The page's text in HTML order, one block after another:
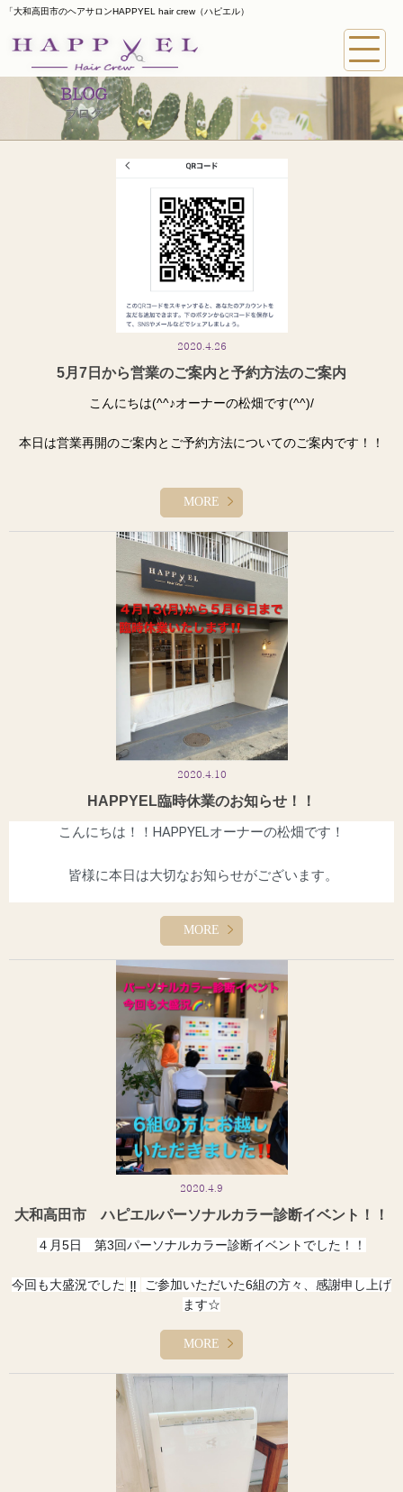
「大和高田市のヘアサロンHAPPYEL hair crew（ハピエル）
BLOG
ブログ
2020.4.26
5月7日から営業のご案内と予約方法のご案内
こんにちは(^^♪オーナーの松畑です(^^)/
本日は営業再開のご案内とご予約方法についてのご案内です！！
態です。
まだまだ、全国終息、収束は厳しい状況ですが、HAPPYELも宣言通
り6日まで踏ん張って臨時休業を行っていきます。
5月7日木曜日から営業を再開いたしますが、今まで以上に衛生管理
強化を行い収束が行うまでは営業時間を
9時から17時まで時短営業とさせていただきます。
現在皆様には、Hot Pepperのシステムの契約上臨時休業中はウェブ
予約もストップがかかっています。皆様には
多大なるご迷惑をおかけし、申し訳ございません。心よりお詫び申
し上げます。
本日より、LINEからのご予約を開始いたします。ご予約を希望のお
客様はLINE友達追加をしていただき、
のでご了承くださいませ。
皆様あってのHAPPYELです。何とか私たちも閉店に追い込まれない
ようしっかり不要不急を避け限界まで頑張っていきます。
どうか皆様応援のほど心よりお願い申し上げます！！
オーナー 松畑 光由
MORE
2020.4.10
HAPPYEL臨時休業のお知らせ！！
こんにちは！！HAPPYELオーナーの松畑です！
皆様に本日は大切なお知らせがございます。
4月13日(月)から5月6日（水）まで、新型コロナ感染者防止措置
として、臨時休業を実施いたします。
苦渋の決断ですが、まずはお客様の健康、命、
て皆様のご家族を第一優先に考え、私達美容師も今日まで1人で
喜んでいただくことを第一優先に考えての方針で
したが、
今まさに奈良県も津波に例えると、津波が来てから逃げるとい
う状況です。
しかし、津波(新型重症感染者)が来てからでは遅いと判断した
少しでも感染者リスクを減らし、日本、奈良県、大和高田
の情報をもとに検討した結果苦渋の決断ですが5月6日まで
新型コロナが奈良県から大和高田市から終息を願い、HAPPYEL
す。
またこちらのLINE情報が1番早くなりますのでまたこちらのL
情報をもとにご来店状況をご検討くださいませ。
この度は誠に勝手ながらご迷惑をおかけし誠に申し訳ございま
せん
オーナー　松畑
MORE
2020.4.9
大和高田市 ハピエルパーソナルカラー診断イベント！！
４月5日 第3回パーソナルカラー診断イベントでした！！
今回も大盛況でした ‼️
ご参加いただいた6組の方々、感謝申し上げ
ます☆
‼️ 次回５月３日日曜日
そして丸一日、ご協力頂き盛り上げてくださったwith colorの智子さ
んありがとうございました
来月もよろしくお願いします！！ 洋服の着る色、身に着けている
色などで相手への印象や見え方が劇的に変わります！！ぜひ受けて
MORE